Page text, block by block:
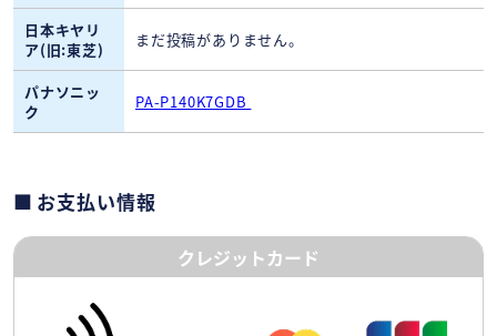
日本キヤリ
ア(旧:東芝)
まだ投稿がありません。
パナソニッ
ク
PA-P140K7GDB
お支払い情報
クレジットカード